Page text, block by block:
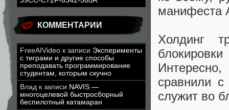
КОММЕНТАРИИ
FreeAIVideo к записи Эксперименты
с тиграми и другие способы
преподавать программирование
студентам, которым скучно
Влад к записи NAVIS —
многоцелевой быстросборный
беспилотный катамаран
манифеста
Холдинг
сравнили
служит во